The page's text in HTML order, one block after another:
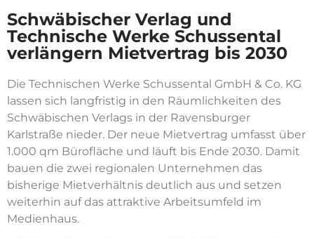
Schwäbischer Verlag und
Technische Werke Schussental
verlängern Mietvertrag bis 2030
Die Technischen Werke Schussental GmbH & Co. KG
lassen sich langfristig in den Räumlichkeiten des
Schwäbischen Verlags in der Ravensburger
Karlstraße nieder. Der neue Mietvertrag umfasst über
1.000 qm Bürofläche und läuft bis Ende 2030. Damit
bauen die zwei regionalen Unternehmen das
bisherige Mietverhältnis deutlich aus und setzen
weiterhin auf das attraktive Arbeitsumfeld im
Medienhaus.